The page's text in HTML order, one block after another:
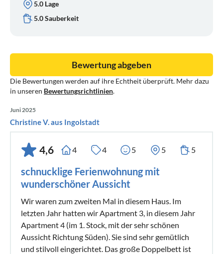
5.0 Lage
5.0 Sauberkeit
Die Bewertungen werden auf ihre Echtheit überprüft. Mehr dazu
in unseren Bewertungsrichtlinien.
Bewertung abgeben
Juni 2025
Christine V. aus Ingolstadt
4,6 4 4 5 5 5
schnucklige Ferienwohnung mit
wunderschöner Aussicht
Wir waren zum zweiten Mal in diesem Haus. Im
letzten Jahr hatten wir Apartment 3, in diesem Jahr
Apartment 4 (im 1. Stock, mit der sehr schönen
Aussicht Richtung Süden). Sie sind sehr gemütlich
und stilvoll eingerichtet. Das große Doppelbett ist